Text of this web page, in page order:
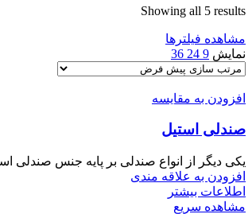
Showing all 5 results
مشاهده فیلترها
نمایش 9
24
36
افزودن به مقایسه
صندلی استیل
یکی دیگر از انواع صندلی بر پایه جنس صندلی
افزودن به علاقه مندی
اطلاعات بیشتر
مشاهده سریع